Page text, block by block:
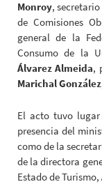
Monroy,
de Comisiones
general de la
Consumo de la
Álvarez Almeida,
Marichal González
El acto tuvo
presencia del
como de la
de la directora
Estado de Turismo,